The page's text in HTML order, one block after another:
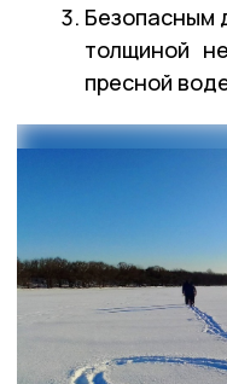
Безопасным
толщиной
пресной